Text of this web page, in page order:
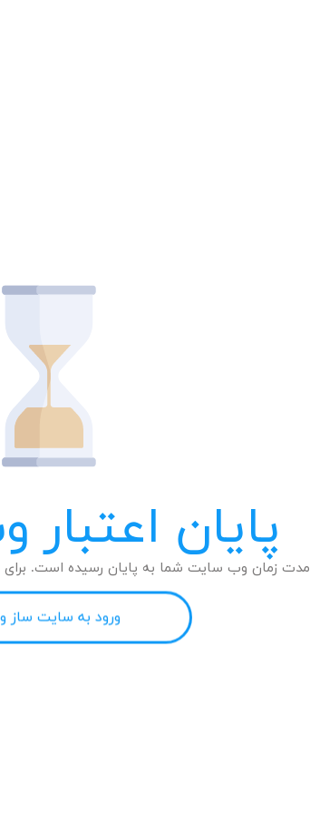
پایان
مدت زمان وب سایت شما به پایان رسیده است. برای
ورود به سایت ساز